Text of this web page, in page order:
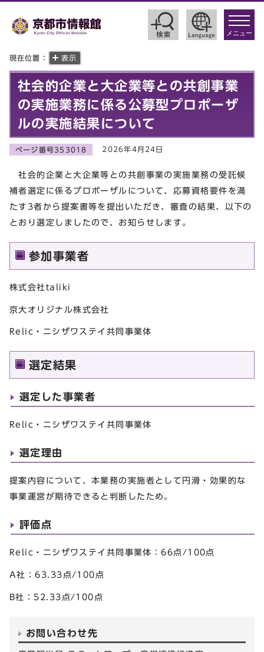
toggle
メニュー
現在位置： 表示
社会的企業と大企業等との共創事業
の実施業務に係る公募型プロポーザ
ルの実施結果について
ページ番号353018 2026年4月24日
社会的企業と大企業等との共創事業の実施業務の受託候
補者選定に係るプロポーザルについて、応募資格要件を満
たす3者から提案書等を提出いただき、審査の結果、以下の
とおり選定しましたので、お知らせします。
参加事業者
株式会社taliki
京大オリジナル株式会社
Relic・ニシザワステイ共同事業体
選定結果
選定した事業者
Relic・ニシザワステイ共同事業体
選定理由
提案内容について、本業務の実施者として円滑・効果的な
事業運営が期待できると判断したため。
評価点
Relic・ニシザワステイ共同事業体：66点/100点
A社：63.33点/100点
B社：52.33点/100点
お問い合わせ先